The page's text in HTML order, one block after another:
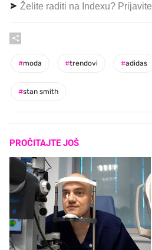
Želite raditi na Indexu?
#moda #trendovi #adidas
#stan smith
PROČITAJTE JOŠ